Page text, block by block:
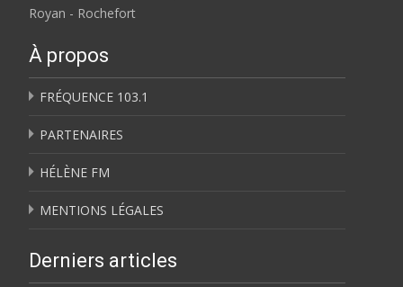
Royan - Rochefort
À propos
FRÉQUENCE 103.1
PARTENAIRES
HÉLÈNE FM
MENTIONS LÉGALES
Derniers articles